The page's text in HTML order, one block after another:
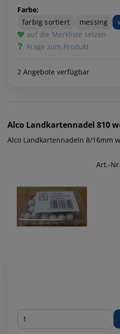
Farbe:
farbig sortiert
messing
auf die Merkliste setzen
Frage zum Produkt
2 Angebote verfügbar
Alco Landkartennadel 810
Alco Landkartennadeln 8/16mm
Art.-
Menge